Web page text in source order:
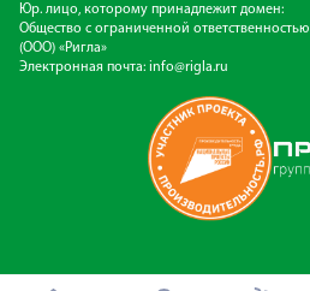
Юр. лицо, которому принадлежит домен:
Общество с ограниченной ответственностью
(ООО) «Ригла»
Электронная почта: info@rigla.ru